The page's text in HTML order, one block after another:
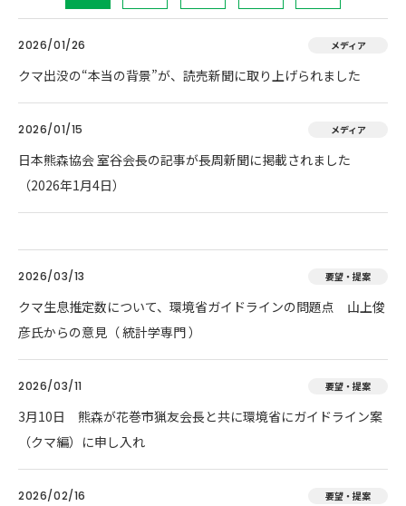
2026/01/26 メディア
クマ出没の“本当の背景”が、読売新聞に取り上げられました
2026/01/15 メディア
日本熊森協会 室谷会長の記事が長周新聞に掲載されました
（2026年1月4日）
2026/03/13 要望・提案
クマ生息推定数について、環境省ガイドラインの問題点 山上俊
彦氏からの意見（ 統計学専門 ）
2026/03/11 要望・提案
3月10日 熊森が花巻市猟友会長と共に環境省にガイドライン案
（クマ編）に申し入れ
2026/02/16 要望・提案